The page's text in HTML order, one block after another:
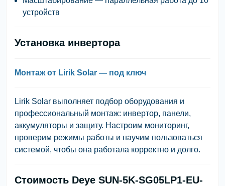
устройств
Установка инвертора
Монтаж от Lirik Solar — под ключ
Lirik Solar выполняет подбор оборудования и
профессиональный монтаж: инвертор, панели,
аккумуляторы и защиту. Настроим мониторинг,
проверим режимы работы и научим пользоваться
системой, чтобы она работала корректно и долго.
Стоимость Deye SUN-5K-SG05LP1-EU-